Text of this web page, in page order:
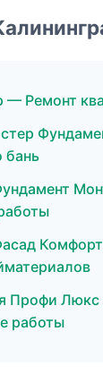
Ремонт
бань
Профи
работы